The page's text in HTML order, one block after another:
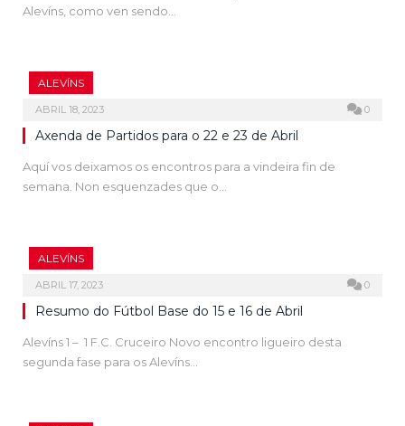
Alevíns, como ven sendo…
ALEVÍNS
ABRIL 18, 2023 0
Axenda de Partidos para o 22 e 23 de Abril
Aquí vos deixamos os encontros para a vindeira fin de
semana. Non esquenzades que o…
ALEVÍNS
ABRIL 17, 2023 0
Resumo do Fútbol Base do 15 e 16 de Abril
Alevíns 1 – 1 F.C. Cruceiro Novo encontro ligueiro desta
segunda fase para os Alevíns…